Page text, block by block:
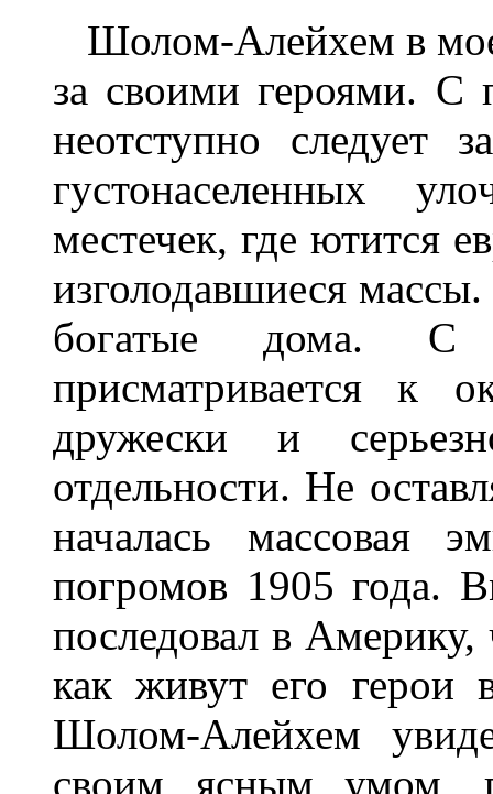
Шолом-Алейхем в
за своими героями. С
неотступно
густонаселенных
местечек, где ютится
изголодавшиеся
богатые дома. С
присматривается к
дружески и
отдельности. Не
началась массовая
погромов 1905 года.
последовал в
как живут его герои
Шолом-Алейхем
своим ясным умом,